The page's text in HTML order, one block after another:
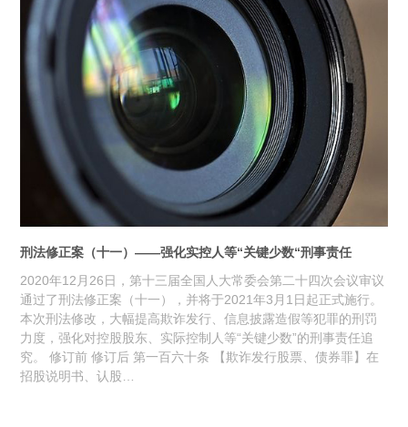
刑法修正案（十一）——强化实控人等“关键少数“刑事责任
2020年12月26日，第十三届全国人大常委会第二十四次会议审议
通过了刑法修正案（十一），并将于2021年3月1日起正式施行。
本次刑法修改，大幅提高欺诈发行、信息披露造假等犯罪的刑罚
力度，强化对控股股东、实际控制人等“关键少数”的刑事责任追
究。 修订前 修订后 第一百六十条 【欺诈发行股票、债券罪】在
招股说明书、认股…